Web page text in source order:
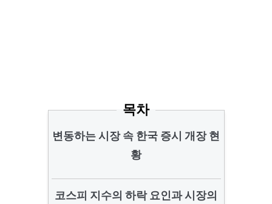
목차
변동하는 시장 속 한국 증시 개장 현
황
코스피 지수의 하락 요인과 시장의